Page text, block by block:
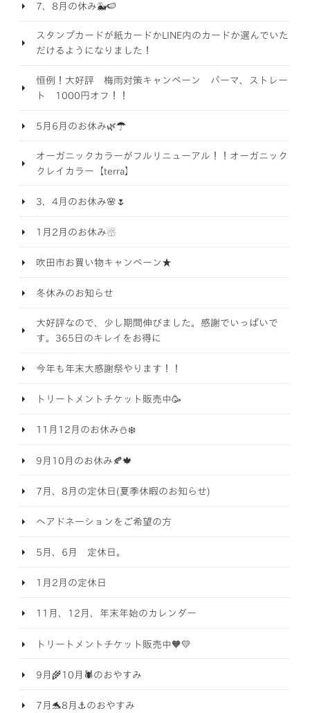
7、8月の休み🐳🍉
スタンプカードが紙カードかLINE内のカードか選んでいた
だけるようになりました！
恒例！大好評 梅雨対策キャンペーン パーマ、ストレー
ト 1000円オフ！！
5月6月のお休み🌿☂️
オーガニックカラーがフルリニューアル！！オーガニック
クレイカラー【terra】
3、4月のお休み🌸🌷
1月2月のお休み☃️
吹田市お買い物キャンペーン★
冬休みのお知らせ
大好評なので、少し期間伸びました。感謝でいっぱいで
す。365日のキレイをお得に
今年も年末大感謝祭やります！！
トリートメントチケット販売中🥳
11月12月のお休み⛄️❄️
9月10月のお休み🍂🍁
7月、8月の定休日(夏季休暇のお知らせ)
ヘアドネーションをご希望の方
5月、6月 定休日。
1月2月の定休日
11月、12月、年末年始のカレンダー
トリートメントチケット販売中🧡💛
9月🌾10月🕷️のおやすみ
7月🐬8月⚓のおやすみ